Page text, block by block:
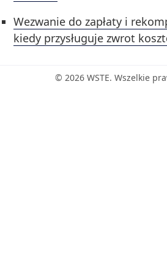
Wezwanie do zapłaty i
kiedy przysługuje zwrot
© 2026 WSTE. Wszelkie